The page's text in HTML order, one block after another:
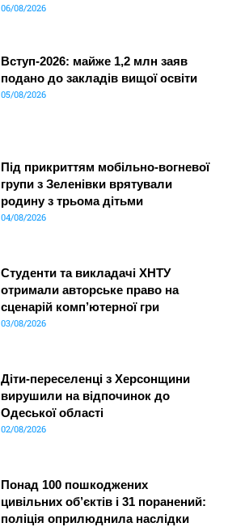
06/08/2026
Вступ-2026: майже 1,2 млн заяв
подано до закладів вищої освіти
05/08/2026
Під прикриттям мобільно-вогневої
групи з Зеленівки врятували
родину з трьома дітьми
04/08/2026
Студенти та викладачі ХНТУ
отримали авторське право на
сценарій комп’ютерної гри
03/08/2026
Діти-переселенці з Херсонщини
вирушили на відпочинок до
Одеської області
02/08/2026
Понад 100 пошкоджених
цивільних об’єктів і 31 поранений:
поліція оприлюднила наслідки